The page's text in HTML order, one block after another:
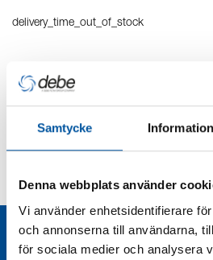
Samtycke Information
Denna webbplats använder
Vi använder enhetsidentifierare
och annonserna till användarna,
för sociala medier och analysera
delivery_time_out_of_stock
Produktbeskrivning
Kurvor
Teknisk dokumentation
Liknande produktgrupper